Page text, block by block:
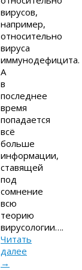
вирусов,
например,
относительно
вируса
иммунодефицита.
А
в
последнее
время
попадается
всё
больше
информации,
ставящей
под
сомнение
всю
теорию
вирусологии….
Читать
далее
→